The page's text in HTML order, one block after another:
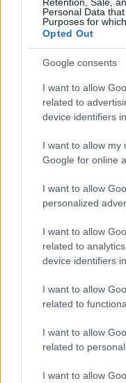
Personal Data
Purposes for
Opted Out
Google consents
I want to allow
related to
device identifiers
I want to allow my
Google for online
I want to allow
personalized
I want to allow
related to
device identifiers
I want to allow
related to
I want to allow
related to
I want to allow
έδιναν στην
στην περιοχή
την Συμφωνία
υπονόμευε τα